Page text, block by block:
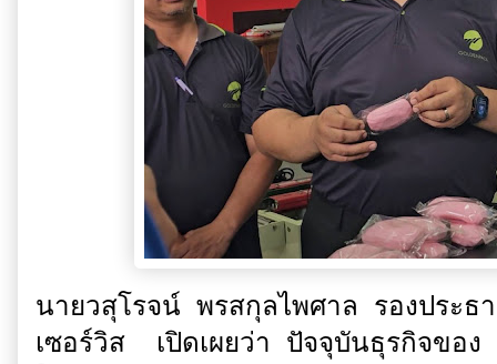
นายวสุโรจน์ พรสกุลไพศาล รองประ
เซอร์วิส เปิดเผยว่า ปัจจุบันธุรกิจขอ